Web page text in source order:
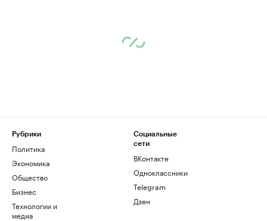
Рубрики
Политика
Экономика
Общество
Бизнес
Технологии и
медиа
Социальные
сети
ВКонтакте
Одноклассники
Telegram
Дзен